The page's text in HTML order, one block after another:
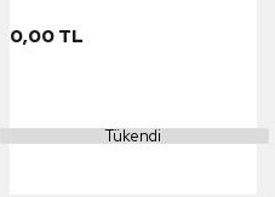
Uzaktan Kumandalı
Hızlı Şarj Edici
0,00 TL
Tükendi